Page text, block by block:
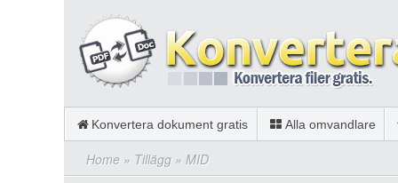
Konvertera dokument gratis Alla omvandlare
Home » Tillägg » MID